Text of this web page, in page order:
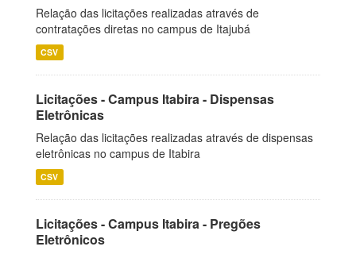
Relação das licitações realizadas através de
contratações diretas no campus de Itajubá
CSV
Licitações - Campus Itabira - Dispensas
Eletrônicas
Relação das licitações realizadas através de dispensas
eletrônicas no campus de Itabira
CSV
Licitações - Campus Itabira - Pregões
Eletrônicos